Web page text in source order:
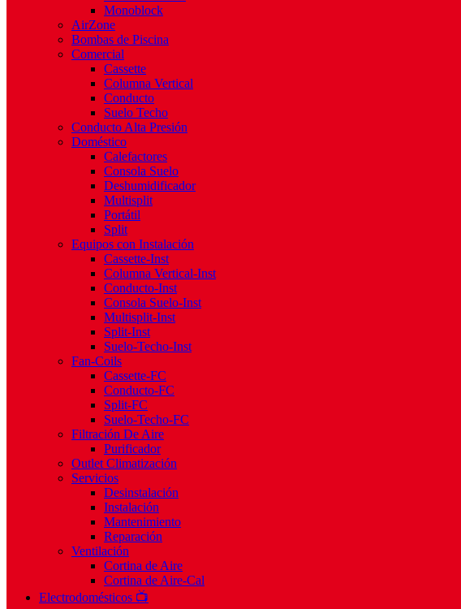
Monoblock
AirZone
Bombas de Piscina
Comercial
Cassette
Columna Vertical
Conducto
Suelo Techo
Conducto Alta Presión
Doméstico
Calefactores
Consola Suelo
Deshumidificador
Multisplit
Portátil
Split
Equipos con Instalación
Cassette-Inst
Columna Vertical-Inst
Conducto-Inst
Consola Suelo-Inst
Multisplit-Inst
Split-Inst
Suelo-Techo-Inst
Fan-Coils
Cassette-FC
Conducto-FC
Split-FC
Suelo-Techo-FC
Filtración De Aire
Purificador
Outlet Climatización
Servicios
Desinstalación
Instalación
Mantenimiento
Reparación
Ventilación
Cortina de Aire
Cortina de Aire-Cal
Electrodomésticos 📺